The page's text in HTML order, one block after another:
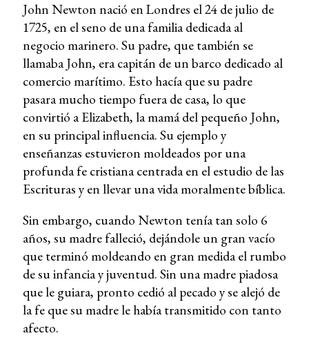
John Newton nació en Londres el 24 de julio de
1725, en el seno de una familia dedicada al
negocio marinero. Su padre, que también se
llamaba John, era capitán de un barco dedicado al
comercio marítimo. Esto hacía que su padre
pasara mucho tiempo fuera de casa, lo que
convirtió a Elizabeth, la mamá del pequeño John,
en su principal influencia. Su ejemplo y
enseñanzas estuvieron moldeados por una
profunda fe cristiana centrada en el estudio de las
Escrituras y en llevar una vida moralmente bíblica.
Sin embargo, cuando Newton tenía tan solo 6
años, su madre falleció, dejándole un gran vacío
que terminó moldeando en gran medida el rumbo
de su infancia y juventud. Sin una madre piadosa
que le guiara, pronto cedió al pecado y se alejó de
la fe que su madre le había transmitido con tanto
afecto.